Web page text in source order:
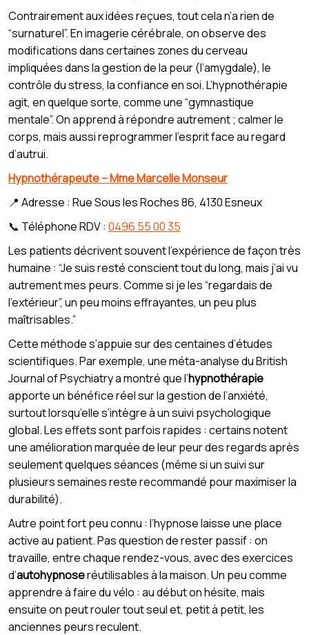
Contrairement aux idées reçues, tout cela n’a rien de
“surnaturel”. En imagerie cérébrale, on observe des
modifications dans certaines zones du cerveau
impliquées dans la gestion de la peur (l’amygdale), le
contrôle du stress, la confiance en soi. L’hypnothérapie
agit, en quelque sorte, comme une “gymnastique
mentale”. On apprend à répondre autrement ; calmer le
corps, mais aussi reprogrammer l’esprit face au regard
d’autrui.
Hypnothérapeute – Mme Marcelle Monseur
📍 Adresse : Rue Sous les Roches 86, 4130 Esneux
📞 Téléphone RDV : 0496 55 00 35
Les patients décrivent souvent l’expérience de façon très
humaine : “Je suis resté conscient tout du long, mais j’ai vu
autrement mes peurs. Comme si je les “regardais de
l’extérieur”, un peu moins effrayantes, un peu plus
maîtrisables.”
Cette méthode s’appuie sur des centaines d’études
scientifiques. Par exemple, une méta-analyse du British
Journal of Psychiatry a montré que l’hypnothérapie
apporte un bénéfice réel sur la gestion de l’anxiété,
surtout lorsqu’elle s’intègre à un suivi psychologique
global. Les effets sont parfois rapides : certains notent
une amélioration marquée de leur peur des regards après
seulement quelques séances (même si un suivi sur
plusieurs semaines reste recommandé pour maximiser la
durabilité).
Autre point fort peu connu : l’hypnose laisse une place
active au patient. Pas question de rester passif : on
travaille, entre chaque rendez-vous, avec des exercices
d’autohypnoseréutilisables à la maison. Un peu comme
apprendre à faire du vélo : au début on hésite, mais
ensuite on peut rouler tout seul et, petit à petit, les
anciennes peurs reculent.